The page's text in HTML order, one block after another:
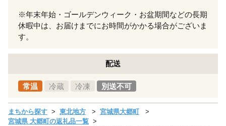
※年末年始・ゴールデンウィーク・お盆期間などの長期
休暇中は、お届けまでにお時間がかかる場合がございま
す。
配送
常温 冷蔵 冷凍 別送不可
まちから探す 東北地方
宮城県大郷町
宮城県 大郷町の返礼品一覧